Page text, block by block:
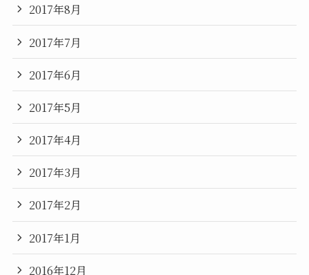
2017年8月
2017年7月
2017年6月
2017年5月
2017年4月
2017年3月
2017年2月
2017年1月
2016年12月